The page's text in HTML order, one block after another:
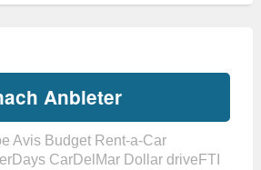
Anbieter
Avis Budget Rent-a-Car
CarDelMar Dollar driveFTI